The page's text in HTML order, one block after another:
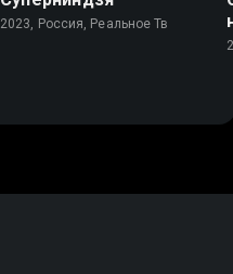
2023, Россия, Реальное Тв